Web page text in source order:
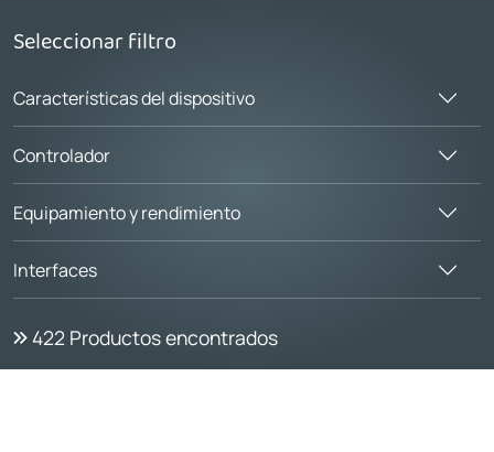
Seleccionar filtro
Características del dispositivo
Controlador
Equipamiento y rendimiento
Interfaces
422 Productos encontrados